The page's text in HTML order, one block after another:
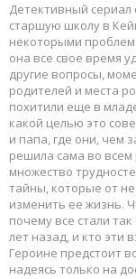
Детективный сериал
старшую школу в
некоторыми
она все свое время
другие вопросы,
родителей и места
похитили еще в
какой целью это
и папа, где они, чем
решила сама во всем
множество
тайны, которые от
изменить ее жизнь.
почему все стали
лет назад, и кто эти
Героине предстоит
надеясь только на